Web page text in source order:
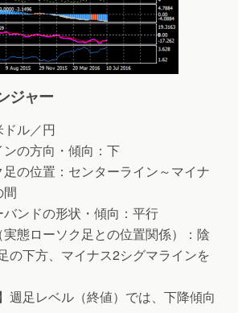
ジャー
ドル／円
ンの方向・傾向：下
足の位置：センターライン～マイナ
間
バンドの形状・傾向：平行
実態ローソク足との位置関係）：陰
の下方、マイナス2シグマラインを
週足レベル（終値）では、下降傾向